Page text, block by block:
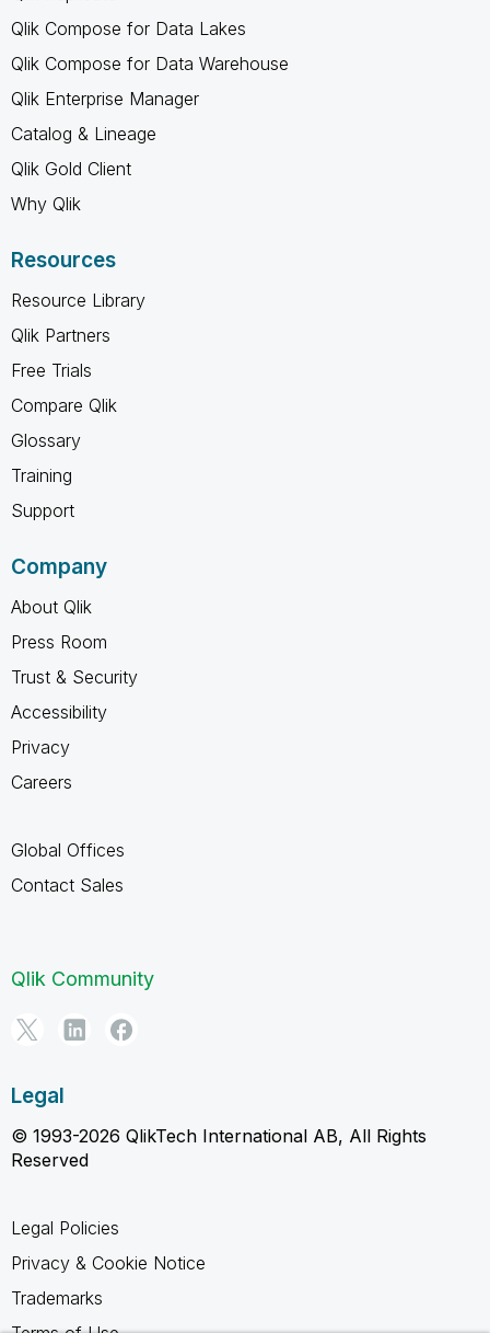
Qlik Compose for Data Lakes
Qlik Compose for Data Warehouse
Qlik Enterprise Manager
Catalog & Lineage
Qlik Gold Client
Why Qlik
Resources
Resource Library
Qlik Partners
Free Trials
Compare Qlik
Glossary
Training
Support
Company
About Qlik
Press Room
Trust & Security
Accessibility
Privacy
Careers
Global Offices
Contact Sales
Qlik Community
Legal
© 1993-2026 QlikTech International AB, All Rights
Reserved
Legal Policies
Privacy & Cookie Notice
Trademarks